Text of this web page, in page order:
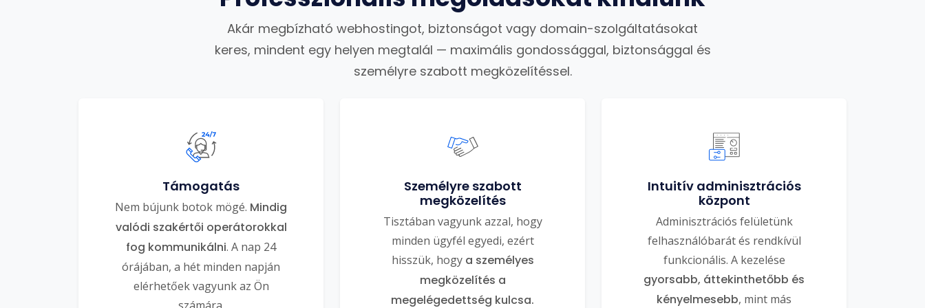
Akár megbízható webhostingot, biztonságot vagy domain-szolgáltatásokat
keres, mindent egy helyen megtalál — maximális gondossággal, biztonsággal és
személyre szabott megközelítéssel.
Támogatás
Nem bújunk botok mögé. Mindig
valódi szakértői operátorokkal
fog kommunikálni. A nap 24
órájában, a hét minden napján
elérhetőek vagyunk az Ön
Személyre szabott
megközelítés
Tisztában vagyunk azzal, hogy
minden ügyfél egyedi, ezért
hisszük, hogy a személyes
megközelítés a
megelégedettség kulcsa.
Intuitív adminisztrációs
központ
Adminisztrációs felületünk
felhasználóbarát és rendkívül
funkcionális. A kezelése
gyorsabb, áttekinthetőbb és
kényelmesebb, mint más